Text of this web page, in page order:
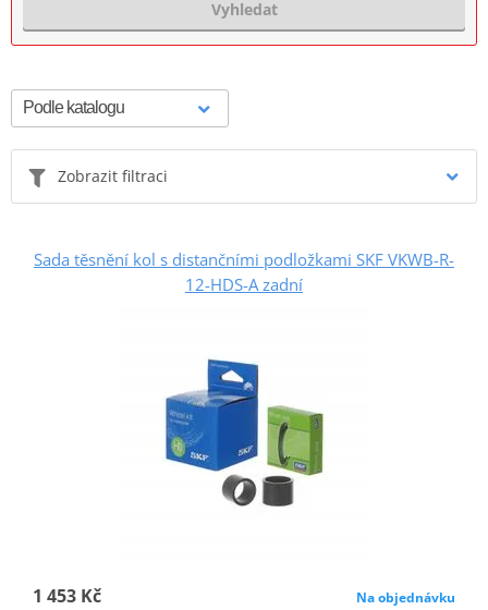
Vyhledat
Zobrazit filtraci
Sada těsnění kol s distančními podložkami SKF VKWB-R-
12-HDS-A zadní
1 453 Kč Na objednávku